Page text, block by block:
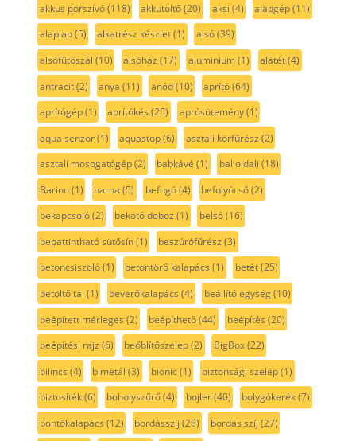
akkus porszívó(118) akkutöltő(20) aksi (4) alapgép(11)
alaplap(5) alkatrész készlet(1) alsó(39)
alsófűtőszál (10) alsóház (17) aluminium(1) alátét(4)
antracit(2) anya (11) anód(10) aprító(64)
aprítógép(1) aprítókés (25) aprósütemény(1)
aqua senzor(1) aquastop(6) asztali körfűrész (2)
asztali mosogatógép(2) babkávé (1) bal oldali (18)
Barino(1) barna (5) befogó(4) befolyócső(2)
bekapcsoló(2) bekötő doboz (1) belső(16)
bepattintható sütősín(1) beszúrófűrész (3)
betoncsiszoló(1) betontörő kalapács (1) betét(25)
betöltő tál (1) beverőkalapács (4) beállító egység(10)
beépített mérleges (2) beépíthető(44) beépítés (20)
beépítési rajz (6) beőblítőszelep(2) BigBox(22)
bilincs (4) bimetál (3) bionic(1) biztonsági szelep(1)
biztosíték(6) boholyszűrő(4) bojler(40) bolygókerék(7)
bontókalapács (12) bordásszíj (28) bordás szíj (27)